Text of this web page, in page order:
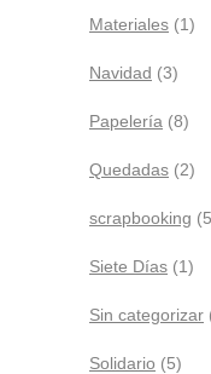
Materiales (1)
Navidad (3)
Papelería (8)
Quedadas (2)
scrapbooking
Siete Días (1)
Sin categorizar
Solidario (5)